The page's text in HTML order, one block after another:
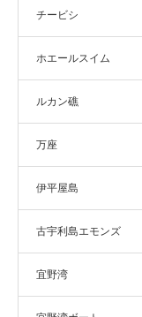
チービシ
ホエールスイム
ルカン礁
万座
伊平屋島
古宇利島エモンズ
宜野湾